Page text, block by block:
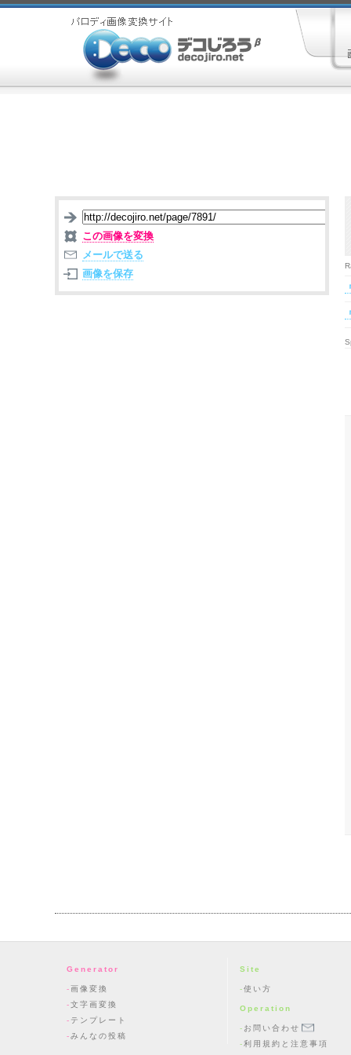
この画像を変換
メールで送る
画像を保存
Generator
画像変換
文字画変換
テンプレート
みんなの投稿
Site
使い方
Operation
お問い合わせ
利用規約と注意事項